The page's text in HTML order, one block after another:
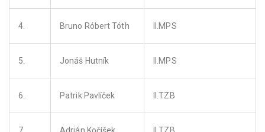
4. Bruno Róbert Tóth II.MPS
5. Jonáš Hutník II.MPS
6. Patrik Pavlíček II.TZB